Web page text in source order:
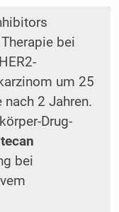
bei
um 25
nach 2 Jahren.
Drug-
bei